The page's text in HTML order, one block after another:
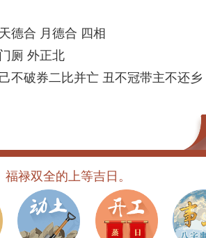
天德合 月德合 四相
厕 外正北
己不破券二比并亡 丑不冠带主不还乡
禄双全的上等吉日。